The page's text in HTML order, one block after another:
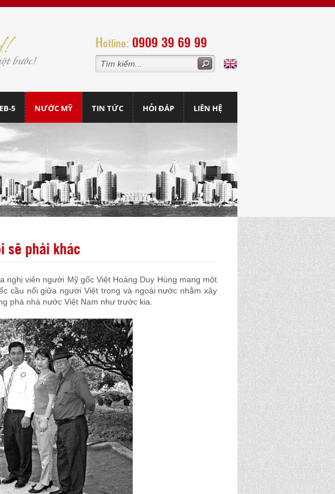
Hotline: 0909 39 69 99
5 NƯỚC MỸ TIN TỨC HỎI ĐÁP LIÊN HỆ
sẽ phải khác
nghị viên người Mỹ gốc Việt Hoàng Duy Hùng mang một
cầu nối giữa người Việt trong và ngoài nước nhằm xây
phá nhà nước Việt Nam như trước kia.